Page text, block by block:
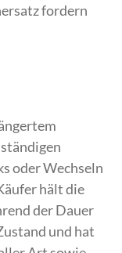
fordern
oder Wechseln
hält die
der Dauer
und hat